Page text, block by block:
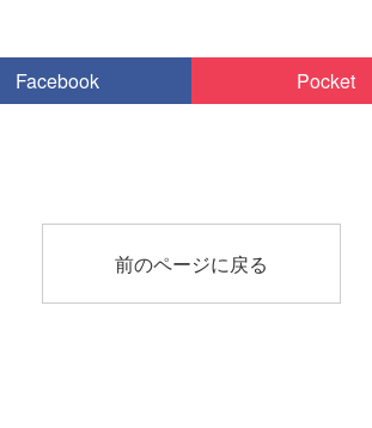
Facebook Pocket
前のページに戻る